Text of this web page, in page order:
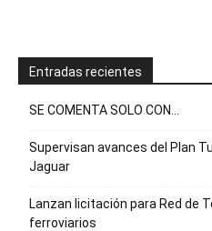
Entradas recientes
SE COMENTA SOLO CON…
Supervisan avances del Plan
Jaguar
Lanzan licitación para Red de
ferroviarios